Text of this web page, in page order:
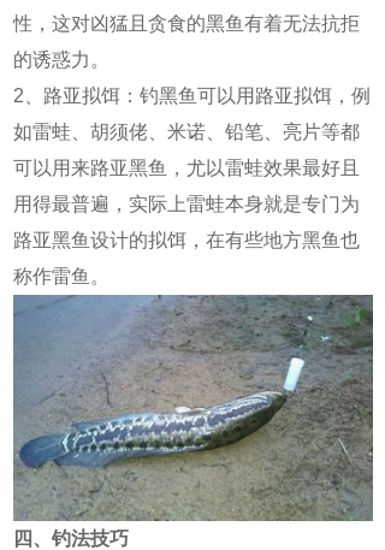
性，这对凶猛且贪食的黑鱼有着无法抗拒
的诱惑力。
2、路亚拟饵：钓黑鱼可以用路亚拟饵，例
如雷蛙、胡须佬、米诺、铅笔、亮片等都
可以用来路亚黑鱼，尤以雷蛙效果最好且
用得最普遍，实际上雷蛙本身就是专门为
路亚黑鱼设计的拟饵，在有些地方黑鱼也
称作雷鱼。
四、钓法技巧